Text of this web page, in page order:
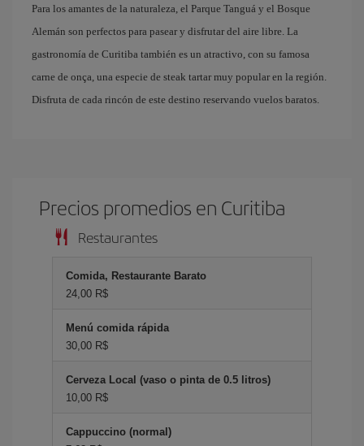
Para los amantes de la naturaleza, el Parque Tanguá y el Bosque
Alemán son perfectos para pasear y disfrutar del aire libre. La
gastronomía de Curitiba también es un atractivo, con su famosa
carne de onça, una especie de steak tartar muy popular en la región.
Disfruta de cada rincón de este destino reservando vuelos baratos.
Precios promedios en Curitiba
Restaurantes
Comida, Restaurante Barato
24,00 R$
Menú comida rápida
30,00 R$
Cerveza Local (vaso o pinta de 0.5 litros)
10,00 R$
Cappuccino (normal)